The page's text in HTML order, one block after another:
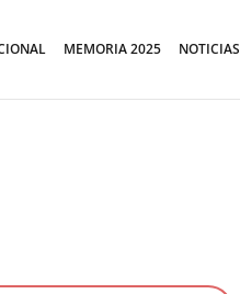
MEMORIA 2025 NOTICIAS